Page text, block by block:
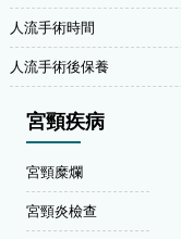
人流手術時間
人流手術後保養
宮頸疾病
宮頸糜爛
宮頸炎檢查